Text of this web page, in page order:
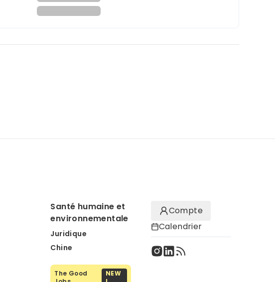
Santé humaine et
environnementale
Juridique
Chine
The Good
NEW
Compte
Calendrier